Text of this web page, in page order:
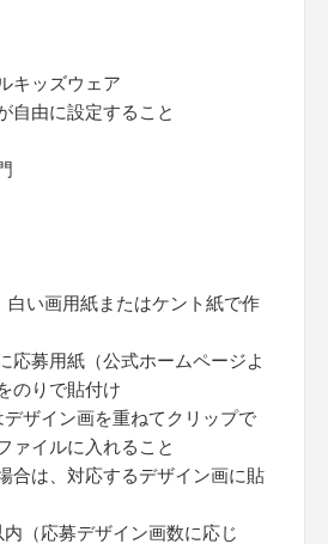
キッズウェア
自由に設定すること
い画用紙またはケント紙で作
応募用紙（公式ホームページよ
のりで貼付け
ザイン画を重ねてクリップで
ァイルに入れること
合は、対応するデザイン画に貼
（応募デザイン画数に応じ